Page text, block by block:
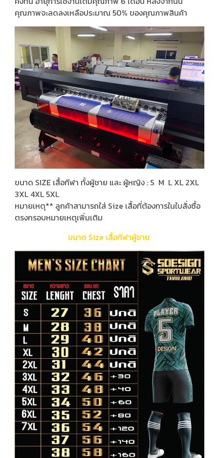
คุณภาพจะลดลงเหลือประมาณ 50% ของคุณภาพสินค้า
ขนาด SIZE เสื้อกีฬา ทั้งผู้ชาย และ ผู้หญิง : S M L XL 2XL
3XL 4XL 5XL
หมายเหตุ** ลูกค้าสามารถใส่ Size เสื้อที่ต้องการในใบสั่งซื้อ
ตรงกรอบหมายเหตุเพิ่มเติม
ขนาด Size เสื้อกีฬาผู้ชาย